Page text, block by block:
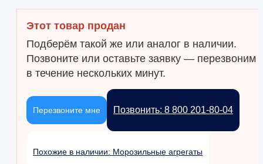
Этот товар продан
Подберём такой же или аналог в наличии.
Позвоните или оставьте заявку — перезвоним
в течение нескольких минут.
Позвонить: 8 800 201-80-04
Перезвоните мне
Похожие в наличии: Морозильные агрегаты